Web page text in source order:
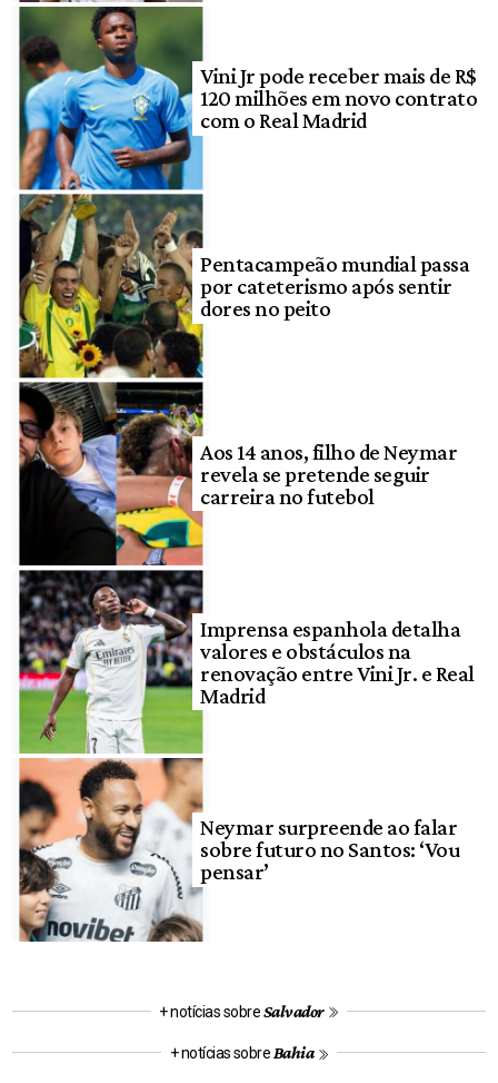
Vini Jr pode receber mais de R$
120 milhões em novo contrato
com o Real Madrid
Pentacampeão mundial passa
por cateterismo após sentir
dores no peito
Aos 14 anos, filho de Neymar
revela se pretende seguir
carreira no futebol
Imprensa espanhola detalha
valores e obstáculos na
renovação entre Vini Jr. e Real
Madrid
Neymar surpreende ao falar
sobre futuro no Santos: ‘Vou
pensar’
+ notícias sobreSalvador
+ notícias sobre Bahia